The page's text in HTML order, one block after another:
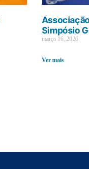
Simpósio
março 16, 2026
Ver mais